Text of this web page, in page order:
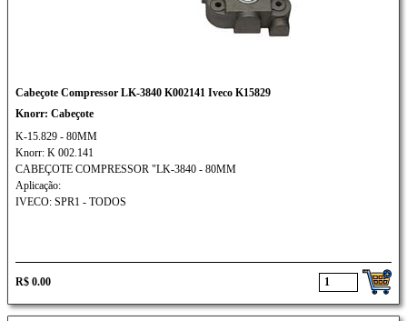
Cabeçote Compressor LK-3840 K002141 Iveco K15829
Knorr: Cabeçote
K-15.829 - 80MM
Knorr: K 002.141
CABEÇOTE COMPRESSOR "LK-3840 - 80MM
Aplicação:
IVECO: SPR1 - TODOS
R$ 0.00